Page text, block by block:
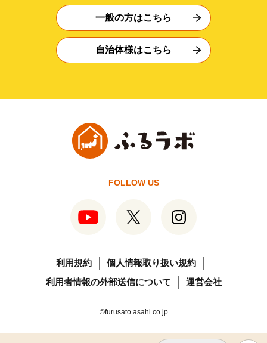
一般の方はこちら
自治体様はこちら
FOLLOW US
利用規約
個人情報取り扱い規約
利用者情報の外部送信について
運営会社
©furusato.asahi.co.jp